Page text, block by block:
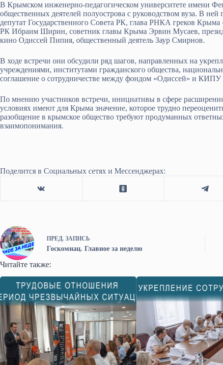
В Крымском инженерно-педагогическом университете имени
общественных деятелей полуострова с руководством вуза. В
депутат Государственного Совета РК, глава РНКА греков
РК Ибраим Ширин, советник главы Крыма Эрвин Мусаев,
кино Одиссей Пипия, общественный деятель Заур Смирнов.
В ходе встречи они обсудили ряд шагов, направленных на
учреждениями, институтами гражданского общества,
соглашение о сотрудничестве между фондом «Одиссей» и
По мнению участников встречи, инициативы в сфере
условиях имеют для Крыма значение, которое трудно
разобщение в крымское общество требуют продуманных
взаимопонимания.
Поделится в Социальных сетях и Мессенджерах:
ПРЕД. ЗАПИСЬ
Госкомнац. Главное за неделю
Читайте также: